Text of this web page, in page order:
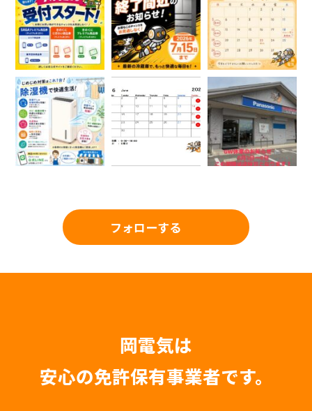
フォローする
岡電気は
安心の免許保有事業者です。